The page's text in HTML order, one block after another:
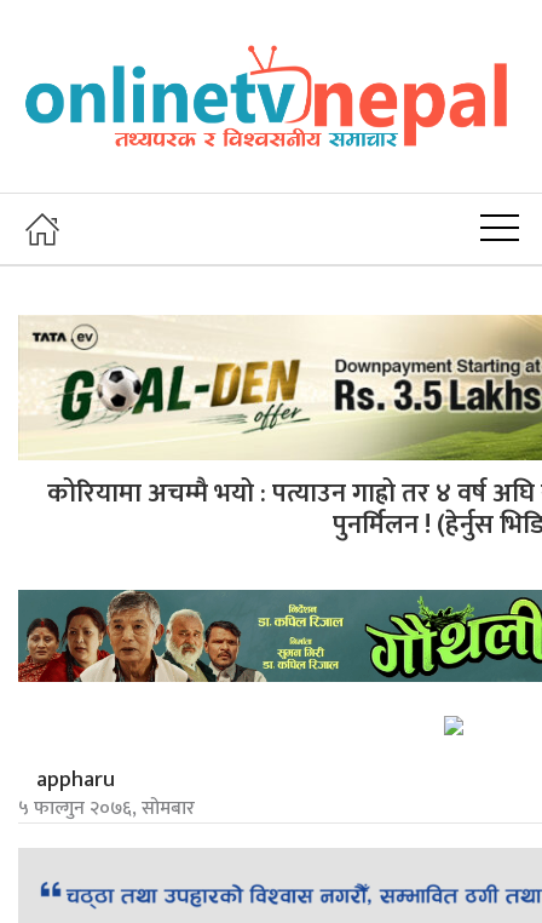
कोरियामा अचम्मै भयो : पत्याउन गाह्रो तर ४ वर्ष
पुनर्मिलन ! (हेर्नुस
appharu
५ फाल्गुन २०७६, सोमबार